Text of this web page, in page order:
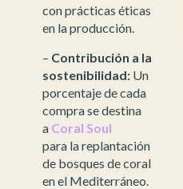
con prácticas éticas
en la producción.
– Contribución a la
sostenibilidad:Un
porcentaje de cada
compra se destina
a Coral Soul
para la replantación
de bosques de coral
en el Mediterráneo.